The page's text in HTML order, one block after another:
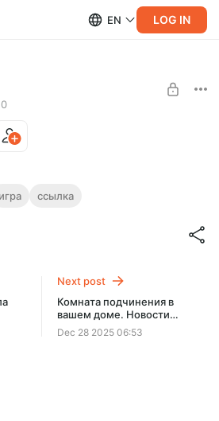
EN LOG IN
(2025) [Ren’Py]
волшебной сказки, быстро
переведённым играм
(27 remaining)
игра ссылка
Next post
Комната подчинения в
вашем доме. Новости
28.12.25
Dec 28 2025 06:53